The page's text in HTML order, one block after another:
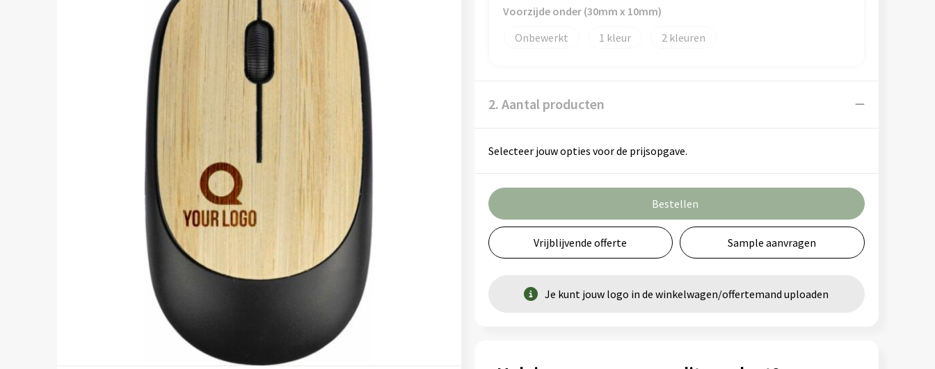
Voorzijde onder (30mm x 10mm)
Onbewerkt
1 2
2. Aantal producten
Selecteer jouw opties voor de prijsopgave.
Bestellen
Vrijblijvende offerte Sample aanvragen
Je kunt jouw logo in de winkelwagen/offertemand uploaden